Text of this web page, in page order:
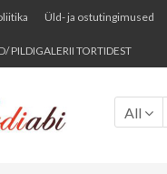
Üld- ja ostutingimused
PILDIGALERII TORTIDEST
All